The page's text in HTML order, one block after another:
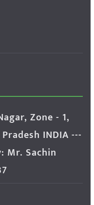
Zone - 1,
INDIA ---
Mr. Sachin